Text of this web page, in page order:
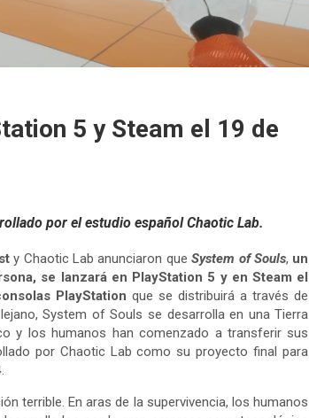
5 y Steam el 19 de
por el estudio español Chaotic Lab.
y Chaotic Lab anunciaron queSystem of Souls, un
se lanzará en PlayStation 5 y en Steam el
PlayStation que se distribuirá a través de
System of Souls se desarrolla en una Tierra
y los humanos han comenzado a transferir sus
por Chaotic Lab como su proyecto final para
.
terrible. En aras de la supervivencia, los humanos